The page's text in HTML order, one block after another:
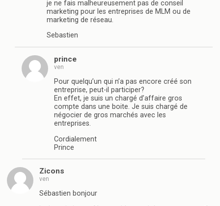
je ne fais malheureusement pas de conseil
marketing pour les entreprises de MLM ou de
marketing de réseau.
Sebastien
prince
ven
Pour quelqu’un qui n’a pas encore créé son
entreprise, peut-il participer?
En effet, je suis un chargé d’affaire gros
compte dans une boite. Je suis chargé de
négocier de gros marchés avec les
entreprises.
Cordialement
Prince
Zicons
ven
Sébastien bonjour